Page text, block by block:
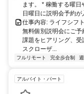
ます。 * 稼働する曜日
日曜日に説明会予約
仕事内容: ライフシフ
無料個別説明会にご予
課題をヒアリング、
スクローザ...
フルリモート 完全歩合制
アルバイト・パート